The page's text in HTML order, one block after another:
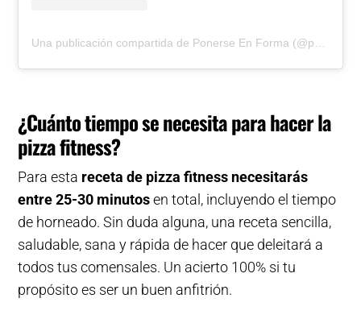
¿Cuánto tiempo se necesita para hacer la
pizza fitness?
Para esta receta de pizza fitness necesitarás
entre 25-30 minutosen total, incluyendo el tiempo
de horneado. Sin duda alguna, una receta sencilla,
saludable, sana y rápida de hacer que deleitará a
todos tus comensales. Un acierto 100% si tu
propósito es ser un buen anfitrión.